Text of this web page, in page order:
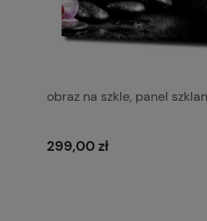
obraz na szkle, panel
299,00 zł